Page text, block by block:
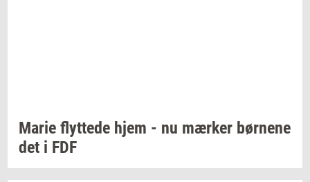
Marie flyt­te­de hjem - nu mær­ker bør­ne­ne
det i FDF